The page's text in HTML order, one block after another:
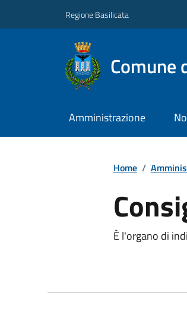
Regione Basilicata
Comune
Amministrazione
Home /
È l'organo di